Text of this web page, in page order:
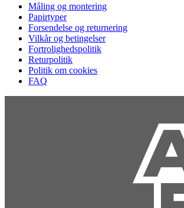
Måling og montering
Papirtyper
Forsendelse og returnering
Vilkår og betingelser
Fortrolighedspolitik
Returpolitik
Politik om cookies
FAQ